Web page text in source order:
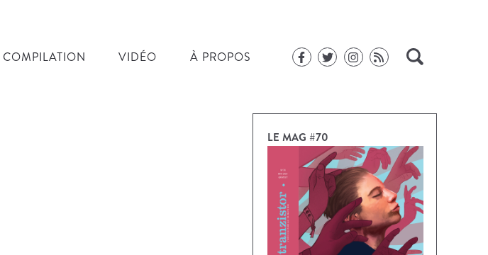
COMPILATION VIDÉO À PROPOS
LE MAG #70